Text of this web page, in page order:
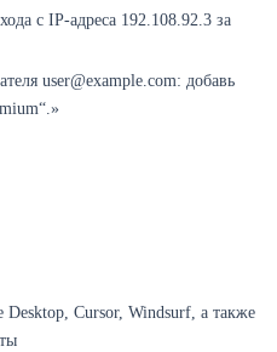
с IP-адреса 192.108.92.3 за
user@example.com: добавь
Cursor, Windsurf, а также